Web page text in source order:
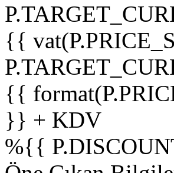
{{
{{
}} + KDV
%{{